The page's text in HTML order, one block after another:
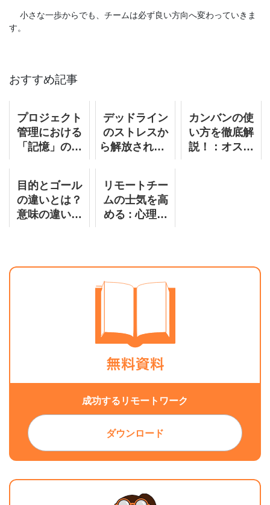
小さな一歩からでも、チームは必ず良い方向へ変わっていきま
す。
おすすめ記事
プロジェクト
管理における
「記憶」の負
デッドライン
のストレスか
ら解放される :
カンバンの使
い方を徹底解
説！：オスス
目的とゴール
の違いとは？
意味の違いや
リモートチー
ムの士気を高
める : 心理的
成功するリモートワーク
ダウンロード